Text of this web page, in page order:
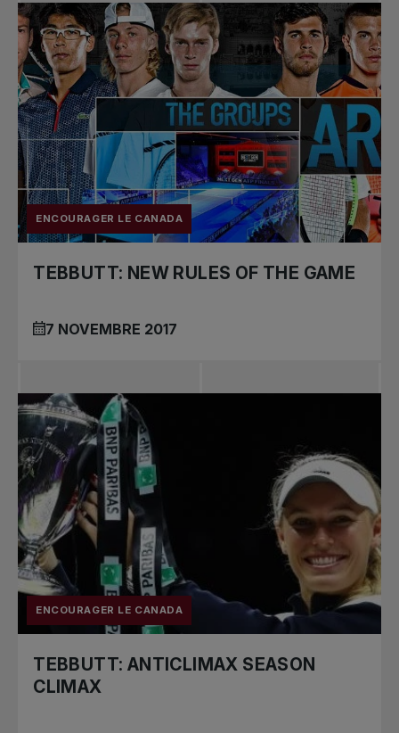
ENCOURAGER LE CANADA
TEBBUTT: NEW RULES OF THE GAME
7 NOVEMBRE 2017
ENCOURAGER LE CANADA
TEBBUTT: ANTICLIMAX SEASON
CLIMAX